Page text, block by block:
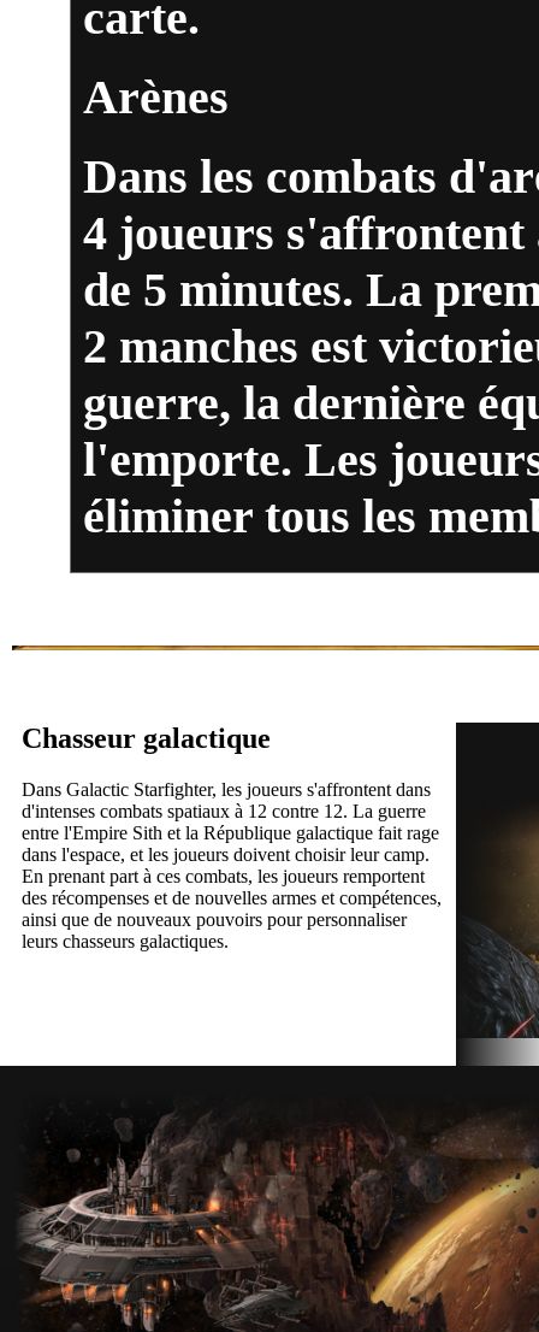
carte.
Arènes
Dans les combats
4 joueurs s'affrontent
de 5 minutes. La
2 manches est
guerre, la dernière
l'emporte. Les
éliminer tous les
Chasseur galactique
Dans Galactic Starfighter, les joueurs s'affrontent dans
d'intenses combats spatiaux à 12 contre 12. La guerre
entre l'Empire Sith et la République galactique fait rage
dans l'espace, et les joueurs doivent choisir leur camp.
En prenant part à ces combats, les joueurs remportent
des récompenses et de nouvelles armes et compétences,
ainsi que de nouveaux pouvoirs pour personnaliser
leurs chasseurs galactiques.